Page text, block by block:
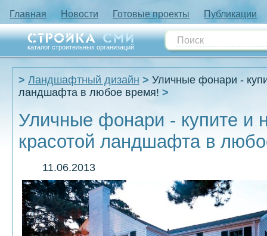
Главная Новости Готовые проекты Публикации
каталог строительных организаций
Ландшафтный дизайн
Уличные фонари -
ландшафта в любое время!
Уличные фонари - купите и
красотой ландшафта в
11.06.2013